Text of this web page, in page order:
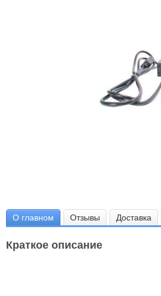
О главном Отзывы Доставка
Краткое описание